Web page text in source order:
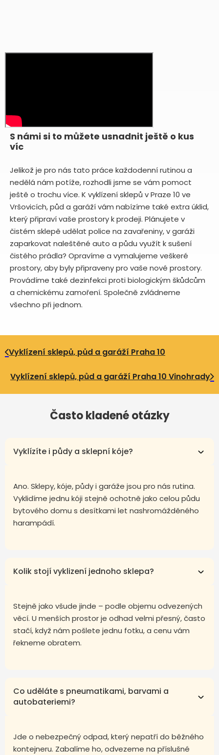
S námi si to můžete usnadnit ještě o kus
víc
Jelikož je pro nás tato práce každodenní rutinou a
nedělá nám potíže, rozhodli jsme se vám pomoct
ještě o trochu více. K vyklízení sklepů v Praze 10 ve
Vršovicích, půd a garáží vám nabízíme také extra úklid,
který připraví vaše prostory k prodeji. Plánujete v
čistém sklepě udělat police na zavařeniny, v garáži
zaparkovat naleštěné auto a půdu využít k sušení
čistého prádla? Opravíme a vymalujeme veškeré
prostory, aby byly připraveny pro vaše nové prostory.
Provádíme také dezinfekci proti biologickým škůdcům
a chemickému zamoření. Společně zvládneme
všechno při jednom.
Vyklízení sklepů, půd a garáží Praha 10
Vyklízení sklepů, půd a garáží Praha 10 Vinohrady
Často kladené otázky
Vyklízíte i půdy a sklepní kóje?
Ano. Sklepy, kóje, půdy i garáže jsou pro nás rutina.
Vyklidíme jednu kóji stejně ochotně jako celou půdu
bytového domu s desítkami let nashromážděného
harampádí.
Kolik stojí vyklizení jednoho sklepa?
Stejně jako všude jinde – podle objemu odvezených
věcí. U menších prostor je odhad velmi přesný, často
stačí, když nám pošlete jednu fotku, a cenu vám
řekneme obratem.
Co uděláte s pneumatikami, barvami a
autobateriemi?
Jde o nebezpečný odpad, který nepatří do běžného
kontejneru. Zabalíme ho, odvezeme na příslušné